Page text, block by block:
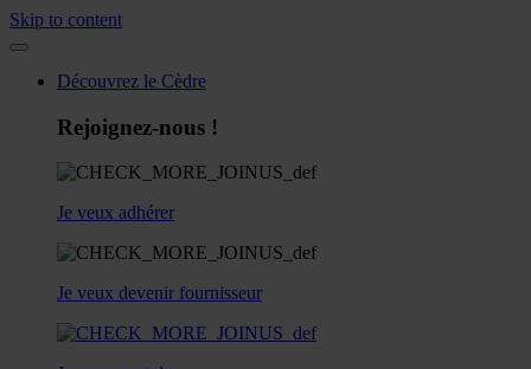
Skip to content
Découvrez le Cèdre
Rejoignez-nous !
Je veux adhérer
Je veux devenir fournisseur